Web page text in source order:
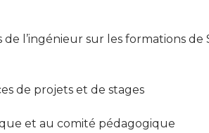
l’ingénieur sur les formations
de projets et de stages
et au comité pédagogique